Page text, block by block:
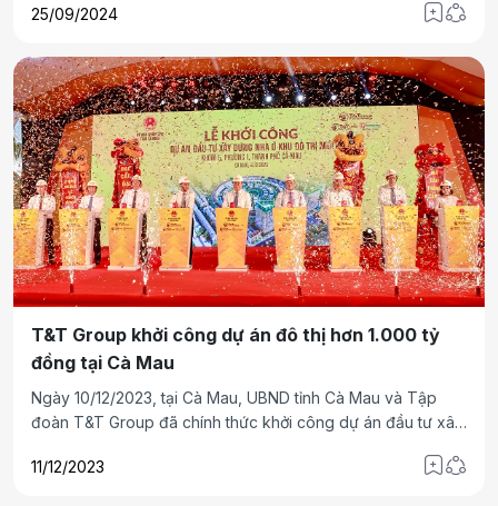
chức.
25/09/2024
T&T Group khởi công dự án đô thị hơn 1.000 tỷ
đồng tại Cà Mau
Ngày 10/12/2023, tại Cà Mau, UBND tỉnh Cà Mau và Tập
đoàn T&T Group đã chính thức khởi công dự án đầu tư xây
Mau, tỉnh Cà Mau với quy mô gần 23 ha, tổng vốn đầu tư
11/12/2023